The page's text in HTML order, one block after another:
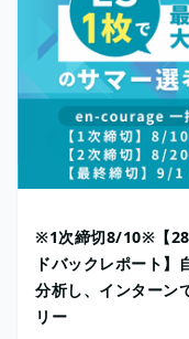
※1次締切8/10※【28
ドバックレポート】
分析し、インターン
リー